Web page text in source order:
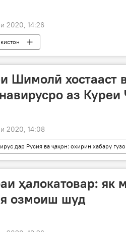
2020, 14:26
Шимолӣ хостааст
аз
2020, 14:08
дар Русия ва ҷаҳон: охирин хабару
Куреи Ҷанубӣ
ҳалокатовар: як
озмоиш шуд